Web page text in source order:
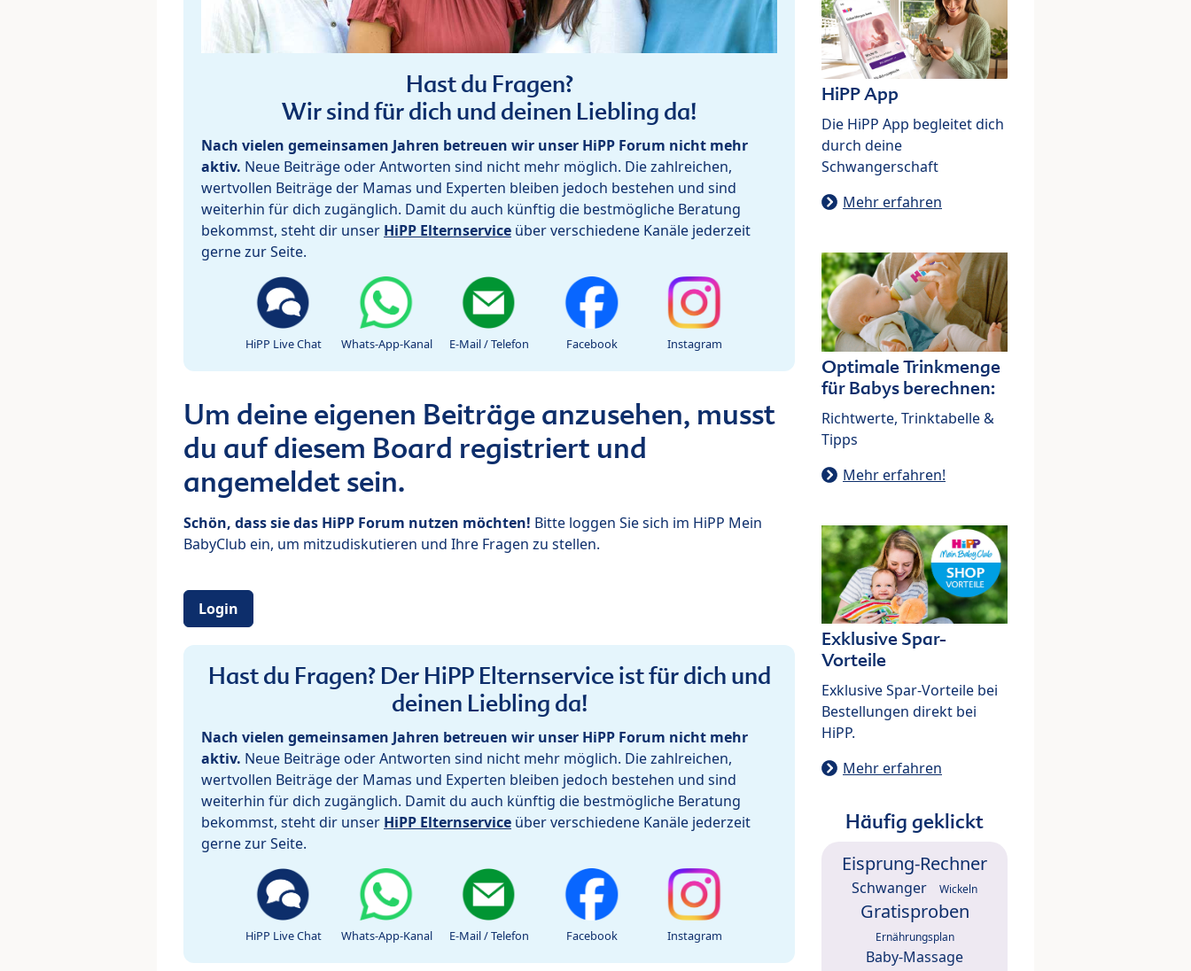
Hast du Fragen?
Wir sind für dich und deinen Liebling da!
Nach vielen gemeinsamen Jahren betreuen wir unser HiPP Forum nicht mehr
aktiv. Neue Beiträge oder Antworten sind nicht mehr möglich. Die zahlreichen,
wertvollen Beiträge der Mamas und Experten bleiben jedoch bestehen und sind
weiterhin für dich zugänglich. Damit du auch künftig die bestmögliche Beratung
bekommst, steht dir unser HiPP Elternservice über verschiedene Kanäle jederzeit
gerne zur Seite.
HiPP Live Chat Whats-App-Kanal E-Mail / Telefon Facebook Instagram
Um deine eigenen Beiträge anzusehen, musst
du auf diesem Board registriert und
angemeldet sein.
Schön, dass sie das HiPP Forum nutzen möchten! Bitte loggen Sie sich im HiPP Mein
BabyClub ein, um mitzudiskutieren und Ihre Fragen zu stellen.
Login
Hast du Fragen? Der HiPP Elternservice ist für dich und
deinen Liebling da!
Nach vielen gemeinsamen Jahren betreuen wir unser HiPP Forum nicht mehr
aktiv. Neue Beiträge oder Antworten sind nicht mehr möglich. Die zahlreichen,
wertvollen Beiträge der Mamas und Experten bleiben jedoch bestehen und sind
weiterhin für dich zugänglich. Damit du auch künftig die bestmögliche Beratung
bekommst, steht dir unser HiPP Elternservice über verschiedene Kanäle jederzeit
gerne zur Seite.
HiPP Live Chat Whats-App-Kanal E-Mail / Telefon Facebook Instagram
HiPP App
Die HiPP App begleitet dich
durch deine
Schwangerschaft
Mehr erfahren
Optimale Trinkmenge
für Babys berechnen:
Richtwerte, Trinktabelle &
Tipps
Mehr erfahren!
Exklusive Spar-
Vorteile
Exklusive Spar-Vorteile bei
Bestellungen direkt bei
HiPP.
Mehr erfahren
Häufig geklickt
Eisprung-Rechner
Schwanger Wickeln
Gratisproben
Ernährungsplan
Baby-Massage